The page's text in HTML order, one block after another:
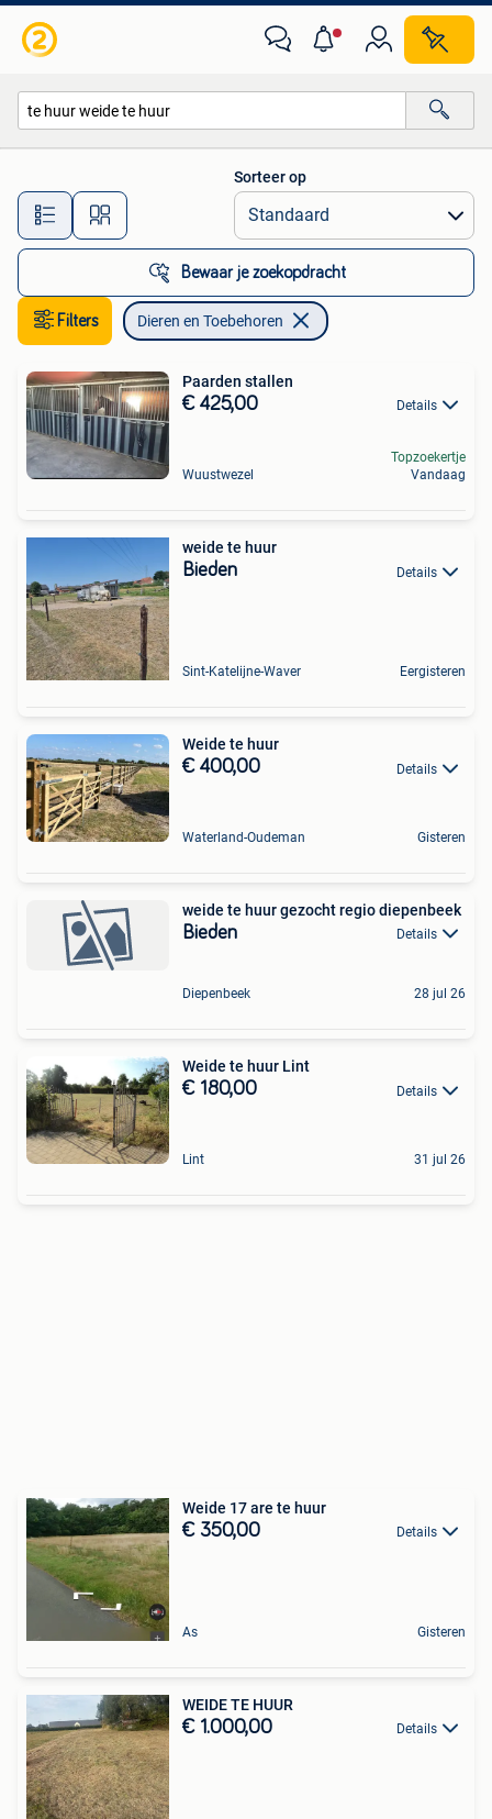
Alle afstanden…
Sorteer op
Bewaar je zoekopdracht
Filters Dieren en Toebehoren
Paarden stallen
€ 425,00 Details
Wuustwezel
Topzoekertje
Vandaag
weide te huur
Bieden Details
Sint-Katelijne-Waver Eergisteren
Weide te huur
€ 400,00 Details
Waterland-Oudeman Gisteren
weide te huur gezocht regio diepenbeek
Bieden Details
Diepenbeek 28 jul 26
Weide te huur Lint
€ 180,00 Details
Lint 31 jul 26
Weide 17 are te huur
€ 350,00 Details
As Gisteren
WEIDE TE HUUR
€ 1.000,00 Details